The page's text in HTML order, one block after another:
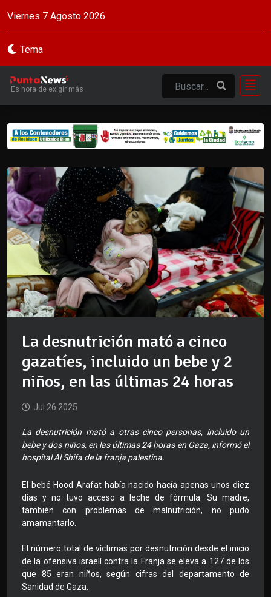
Viernes 7 Agosto 2026
Tema
Es hora de exigir más
La desnutrición mató a cinco
gazatíes, incluido un bebe y 2
niños, en las últimas 24 horas
Jul 26 2025
La desnutrición mató a otras cinco personas, incluido un
bebe y dos niños, en las últimas 24 horas en Gaza, informó el
hospital Al Shifa de la franja palestina.
El bebé Hood Arafat había nacido hacía apenas unos diez
días y no tuvo acceso a leche de fórmula. Su madre,
también con problemas de malnutrición, no pudo
amamantarlo.
El número total de víctimas por desnutrición desde el inicio
de la ofensiva israelí contra la Franja se eleva a 127 de los
que 85 eran niños, según cifras del departamento de
Sanidad de Gaza.